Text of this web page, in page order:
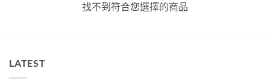
找不到符合您選擇的商品
LATEST